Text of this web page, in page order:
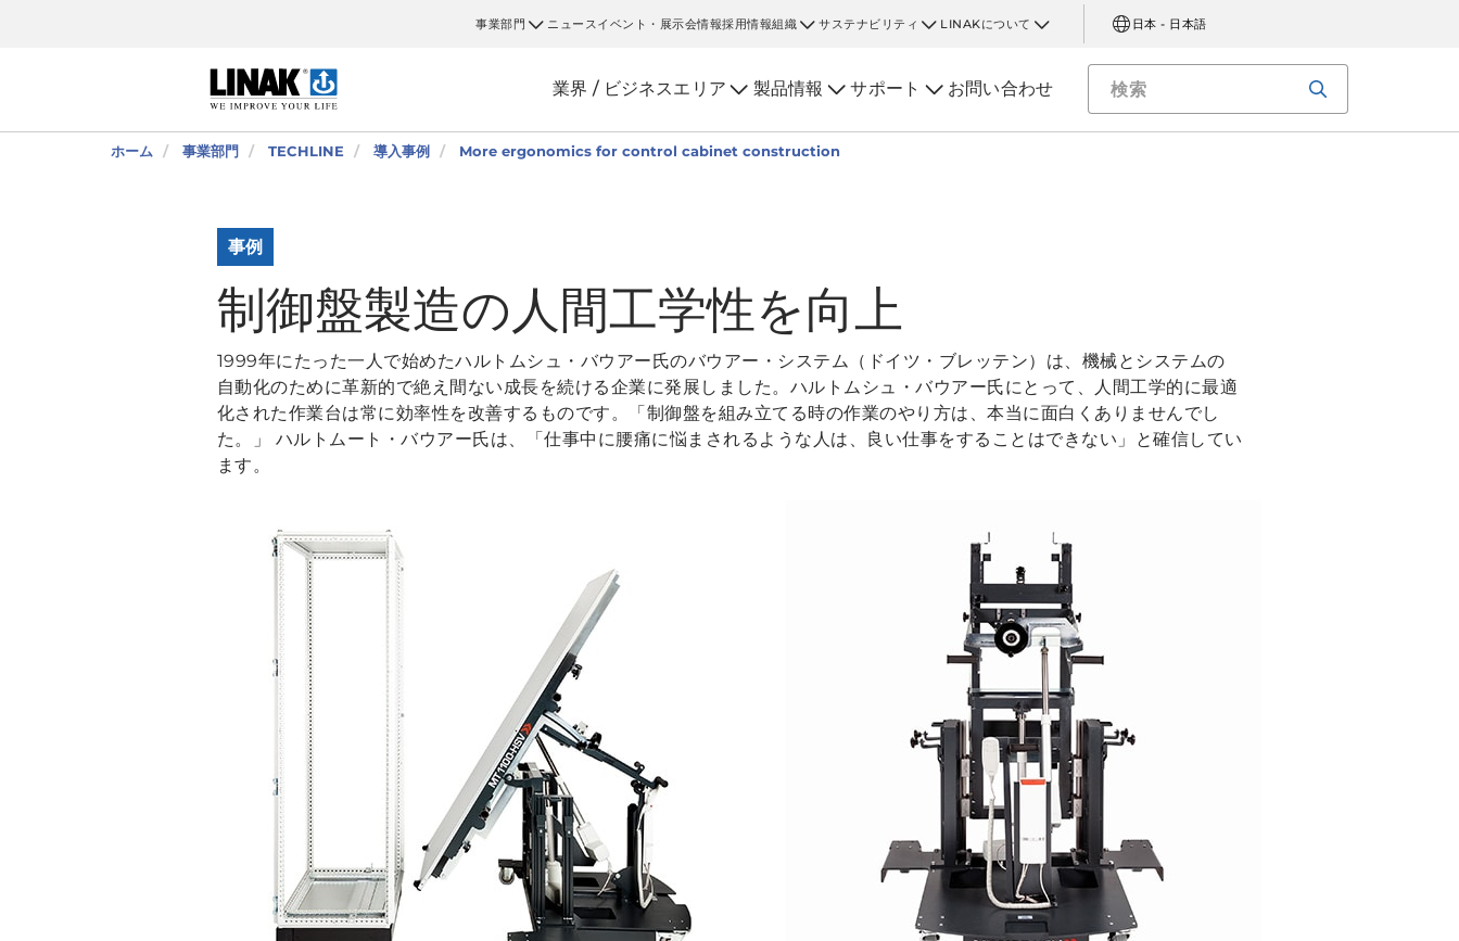
事業部門 ニュース イベント・展示会情報採用情報組織 サステナビリティ LINAKについて 日本 - 日本語
業界 / ビジネスエリア 製品情報 サポート お問い合わせ
ホーム 事業部門 TECHLINE 導入事例 More ergonomics for control cabinet construction
事例
制御盤製造の人間工学性を向上
1999年にたった一人で始めたハルトムシュ・バウアー氏のバウアー・システム（ドイツ・ブレッテン）は、機械とシステムの
自動化のために革新的で絶え間ない成長を続ける企業に発展しました。ハルトムシュ・バウアー氏にとって、人間工学的に最適
化された作業台は常に効率性を改善するものです。「制御盤を組み立てる時の作業のやり方は、本当に面白くありませんでし
た。」 ハルトムート・バウアー氏は、「仕事中に腰痛に悩まされるような人は、良い仕事をすることはできない」と確信してい
ます。